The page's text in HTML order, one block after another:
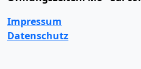
Impressum
Datenschutz